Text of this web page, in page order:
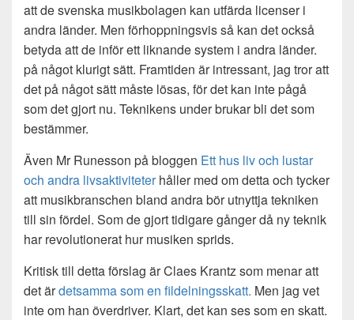
att de svenska musikbolagen kan utfärda licenser i
andra länder. Men förhoppningsvis så kan det också
betyda att de inför ett liknande system i andra länder.
på något klurigt sätt. Framtiden är intressant, jag tror att
det på något sätt måste lösas, för det kan inte pågå
som det gjort nu. Teknikens under brukar bli det som
bestämmer.
Även Mr Runesson på bloggen Ett hus liv och lustar
och andra livsaktiviteterhåller med om detta och tycker
att musikbranschen bland andra bör utnyttja tekniken
till sin fördel. Som de gjort tidigare gånger då ny teknik
har revolutionerat hur musiken sprids.
Kritisk till detta förslag är Claes Krantz som menar att
det ärdetsamma som en fildelningsskatt. Men jag vet
inte om han överdriver. Klart, det kan ses som en skatt.